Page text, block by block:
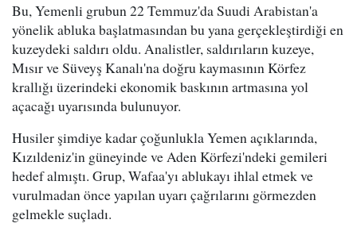
Bu, Yemenli grubun 22 Temmuz'da Suudi Arabistan'a
yönelik abluka başlatmasından bu yana gerçekleştirdiği en
kuzeydeki saldırı oldu. Analistler, saldırıların kuzeye,
Mısır ve Süveyş Kanalı'na doğru kaymasının Körfez
krallığı üzerindeki ekonomik baskının artmasına yol
açacağı uyarısında bulunuyor.
Husiler şimdiye kadar çoğunlukla Yemen açıklarında,
Kızıldeniz'in güneyinde ve Aden Körfezi'ndeki gemileri
hedef almıştı. Grup, Wafaa'yı ablukayı ihlal etmek ve
vurulmadan önce yapılan uyarı çağrılarını görmezden
gelmekle suçladı.